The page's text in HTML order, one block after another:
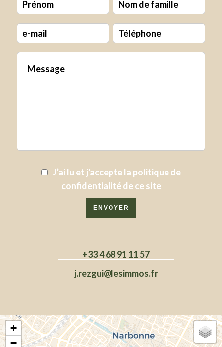
J’ai lu et j'accepte la politique de
confidentialitéde ce site
ENVOYER
+33 4 68 91 11 57
j.rezgui@lesimmos.fr
+
−